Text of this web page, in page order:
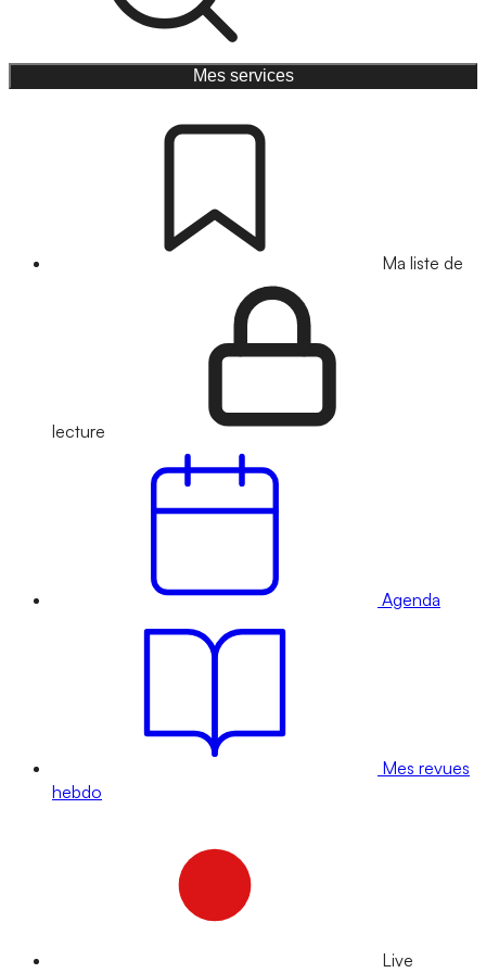
Mes services
Ma liste de
lecture
Agenda
Mes revues
hebdo
Live